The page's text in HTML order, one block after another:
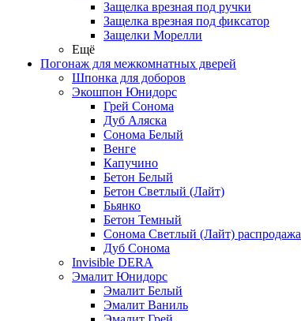
Защелка врезная под ручки
Защелка врезная под фиксатор
Защелки Морелли
Ещё
Погонаж для межкомнатных дверей
Шпонка для доборов
Экошпон Юнидорс
Грей Сонома
Дуб Аляска
Сонома Белый
Венге
Капучино
Бетон Белый
Бетон Светлый (Лайт)
Бьянко
Бетон Темный
Сонома Светлый (Лайт) распродажа
Дуб Сонома
Invisible DERA
Эмалит Юнидорс
Эмалит Белый
Эмалит Ваниль